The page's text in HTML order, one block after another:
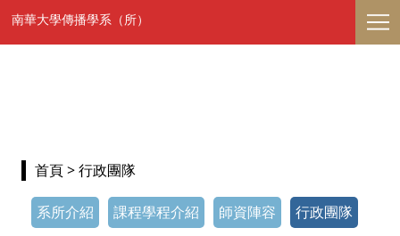
南華大學傳播學系（所）
首頁> 行政團隊
系所介紹 課程學程介紹 師資陣容 行政團隊